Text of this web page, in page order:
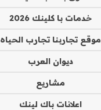
خدمات با كلينك 2026
موقع تجاربنا تجارب الحياه
ديوان العرب
مشاريع
اعلانات باك لينك